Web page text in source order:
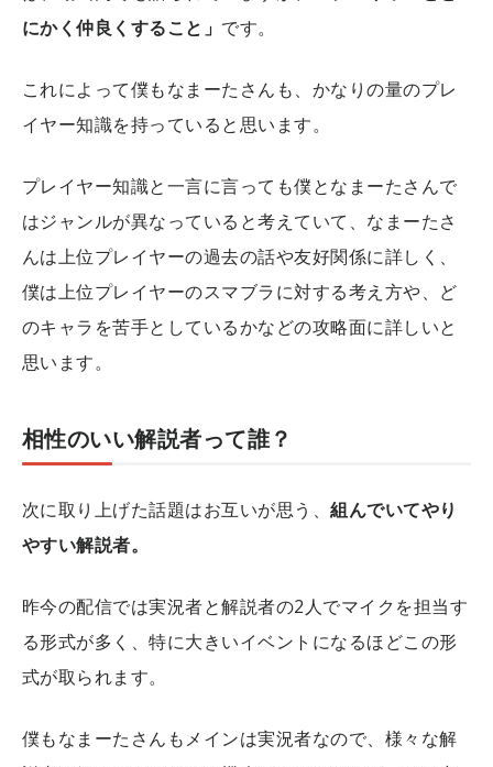
にかく仲良くすること」 です。
これによって僕もなまーたさんも、かなりの量のプレ
イヤー知識を持っていると思います。
プレイヤー知識と一言に言っても僕となまーたさんで
はジャンルが異なっていると考えていて、なまーたさ
んは上位プレイヤーの過去の話や友好関係に詳しく、
僕は上位プレイヤーのスマブラに対する考え方や、ど
のキャラを苦手としているかなどの攻略面に詳しいと
思います。
相性のいい解説者って誰？
次に取り上げた話題はお互いが思う、組んでいてやり
やすい解説者。
昨今の配信では実況者と解説者の2人でマイクを担当す
る形式が多く、特に大きいイベントになるほどこの形
式が取られます。
僕もなまーたさんもメインは実況者なので、様々な解